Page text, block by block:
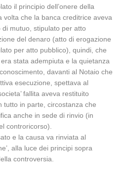
il principio dell’onere della
volta che la banca creditrice aveva
mutuo, stipulato per atto
del denaro (atto di erogazione
per atto pubblico), quindi, che
stata adempiuta e la quietanza
davanti al Notaio che
esecuzione, spettava al
fallita aveva restituito
tutto in parte, circostanza che
anche in sede di rinvio (in
controricorso).
e la causa va rinviata al
alla luce dei principi sopra
controversia.